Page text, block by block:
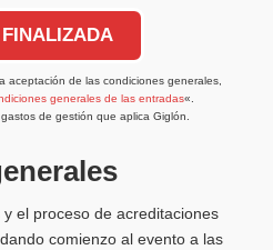
aceptación de las condiciones generales,
generales de las entradas«.
de gestión que aplica Giglón.
el proceso de acreditaciones
comienzo al evento a las